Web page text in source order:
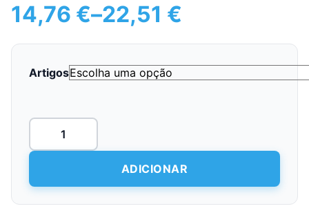
14,76 €–22,51 €
Price
range:
14,76 €
through
22,51 €
Artigos
Quantidade
Pontas
vibe
ADICIONAR